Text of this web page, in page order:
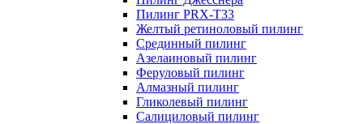
Пилинг PRX-T33
Желтый ретиноловый пилинг
Срединный пилинг
Азелаиновый пилинг
Феруловый пилинг
Алмазный пилинг
Гликолевый пилинг
Салициловый пилинг